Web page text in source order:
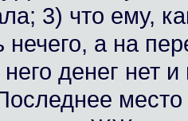
3) что ему,
нечего, а на
денег нет
место